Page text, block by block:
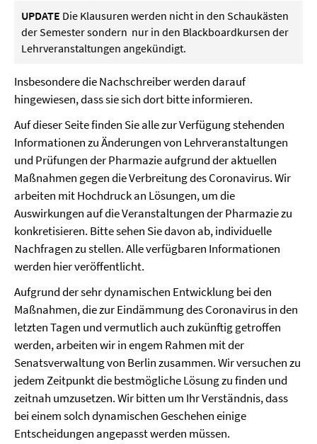
UPDATE Die Klausuren werden nicht in den Schaukästen
der Semester sondern nur in den Blackboardkursen der
Lehrveranstaltungen angekündigt.
Insbesondere die Nachschreiber werden darauf
hingewiesen, dass sie sich dort bitte informieren.
Auf dieser Seite finden Sie alle zur Verfügung stehenden
Informationen zu Änderungen von Lehrveranstaltungen
und Prüfungen der Pharmazie aufgrund der aktuellen
Maßnahmen gegen die Verbreitung des Coronavirus. Wir
arbeiten mit Hochdruck an Lösungen, um die
Auswirkungen auf die Veranstaltungen der Pharmazie zu
konkretisieren. Bitte sehen Sie davon ab, individuelle
Nachfragen zu stellen. Alle verfügbaren Informationen
werden hier veröffentlicht.
Aufgrund der sehr dynamischen Entwicklung bei den
Maßnahmen, die zur Eindämmung des Coronavirus in den
letzten Tagen und vermutlich auch zukünftig getroffen
werden, arbeiten wir in engem Rahmen mit der
Senatsverwaltung von Berlin zusammen. Wir versuchen zu
jedem Zeitpunkt die bestmögliche Lösung zu finden und
zeitnah umzusetzen. Wir bitten um Ihr Verständnis, dass
bei einem solch dynamischen Geschehen einige
Entscheidungen angepasst werden müssen.